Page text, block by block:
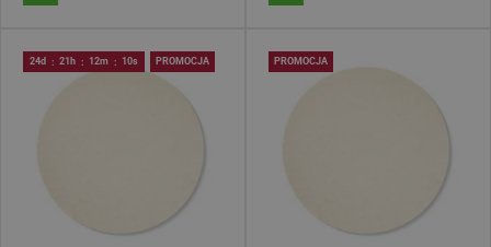
24d 21h 12m 10s PROMOCJA PROMOCJA